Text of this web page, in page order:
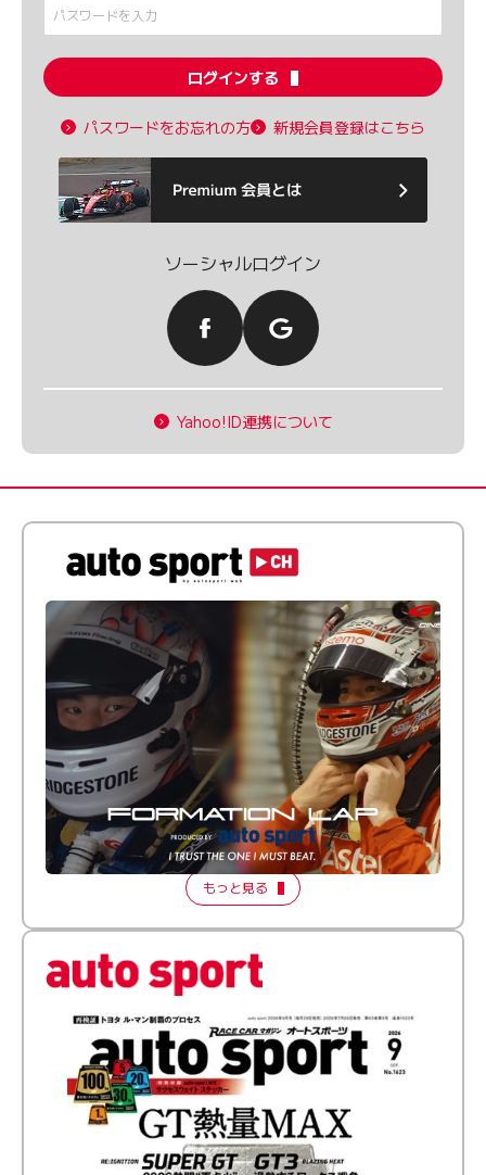
ログインする
パスワードをお忘れの方 新規会員登録はこちら
ソーシャルログイン
Yahoo!ID連携について
倒す相手を、信じてる。小林利徠斗 × 野村勇斗
【FORMATION LAP Produced by auto sport】
2026 Episode 2
もっと見る